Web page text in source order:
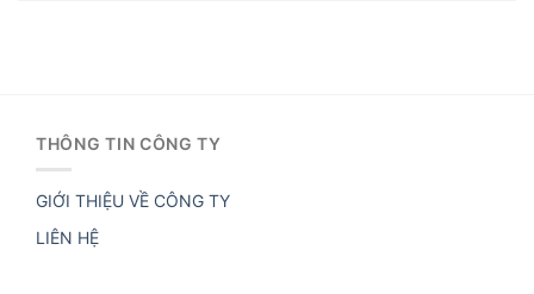
THÔNG TIN CÔNG TY
GIỚI THIỆU VỀ CÔNG TY
LIÊN HỆ